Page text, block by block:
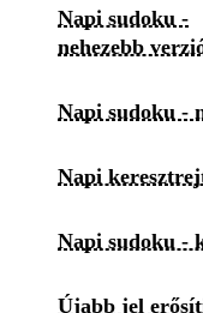
Napi sudoku -
nehezebb
Napi sudoku -
Napi
Napi sudoku -
Újabb jel